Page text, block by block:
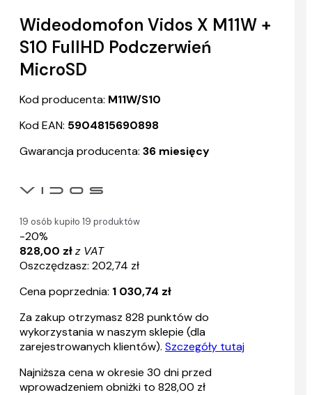
Wideodomofon Vidos X M11W +
S10 FullHD Podczerwień
MicroSD
Kod producenta: M11W/S10
Kod EAN: 5904815690898
Gwarancja producenta: 36 miesięcy
19 osób kupiło 19 produktów
-20%
828,00 złz VAT
Oszczędzasz: 202,74 zł
Cena poprzednia: 1 030,74 zł
Za zakup otrzymasz 828 punktów do
wykorzystania w naszym sklepie (dla
zarejestrowanych klientów). Szczegóły tutaj
Najniższa cena w okresie 30 dni przed
wprowadzeniem obniżki to 828,00 zł